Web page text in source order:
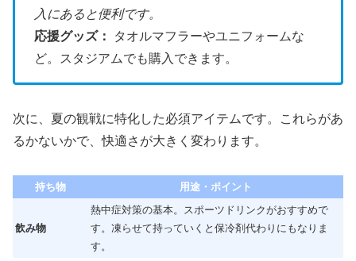
入にあると便利です。
応援グッズ：
タオルマフラーやユニフォームな
ど。スタジアムでも購入できます。
次に、夏の観戦に特化した必須アイテムです。これらがあ
るかないかで、快適さが大きく変わります。
持ち物 用途・ポイント
飲み物
熱中症対策の基本。スポーツドリンクがおすすめで
す。凍らせて持っていくと保冷剤代わりにもなりま
す。